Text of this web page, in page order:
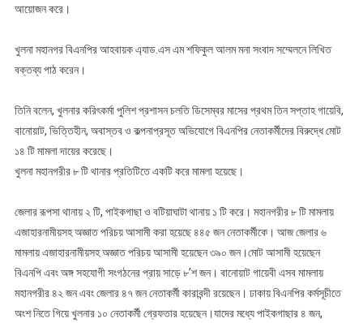
সাংবাদিক
আয়োজন করে।
খুলনা মহানগর বিএনপির আহবায়ক এ্যাড.এস এম শফিকুল আলম মনা সংবাদ সম্মেলনে লিখিত
বক্তব্য পাঠ করেন।
তিনি বলেন, খুলনার করিৎকর্মা পুলিশ প্রশাসন চলতি ডিসেম্বর মাসের প্রথম তিন সপ্তাহ গায়েবি,
বানোয়াট, ভিত্তিহীন, অবাস্তব ও কল্পনাপ্রসূত অভিযোগে বিএনপির নেতাকর্মীদের বিরুদ্ধে মোট
১৪ টি মামলা দায়ের করেছে।
খুলনা মহানগরীর ৮ টি থানার প্রতিটিতে একটি করে মামলা হয়েছে।
জেলার রূপসা থানায় ২ টি, পাইকগাছা ও বটিয়াঘাটা থানায় ১ টি করে। মহানগরীর ৮ টি মামলায়
এজাহারনামীয়সহ অজ্ঞাত পরিচয় আসামী করা হয়েছে ৪৪৫ জন নেতাকর্মীকে। আজ জেলার ৬
মামলায় এজাহারনামীয়সহ অজ্ঞাত পরিচয় আসামী হয়েছেন ৩৯০ জন।মোট আসামী হয়েছেন
বিএনপি এবং অঙ্গ সহযোগী সংগঠনের প্রায় সাড়ে ৮’শ জন। বানোয়াট গায়েবী এসব মামলায়
মহানগরীর ৪২ জন এবং জেলার ৪৭ জন নেতাকর্মী কারাবন্দী রয়েছেন। ঢাকায় বিএনপির কর্মসূচীতে
অংশ নিতে গিয়ে খুলনার ১০ নেতাকর্মী গ্রেফতার হয়েছেন।যাদের মধ্যে পাইকগাছার ৪ জন,